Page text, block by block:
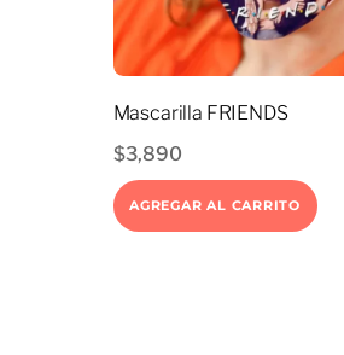
Mascarilla FRIENDS
$3,890
AGREGAR AL CARRITO